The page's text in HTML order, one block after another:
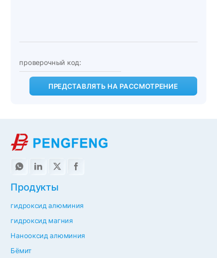
ПРЕДСТАВЛЯТЬ НА РАССМОТРЕНИЕ
Продукты
гидроксид алюминия
гидроксид магния
Нанооксид алюминия
Бёмит